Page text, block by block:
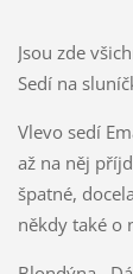
Jsou zde
Sedí na
Vlevo sedí
až na něj
špatné,
někdy také o